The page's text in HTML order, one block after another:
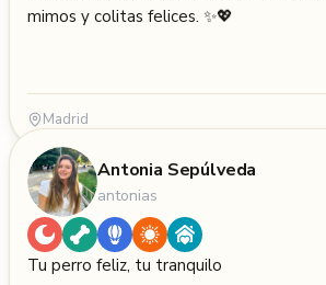
mimos y colitas felices. ✨💖
Madrid
Antonia Sepúlveda
antonias
Tu perro feliz, tu tranquilo